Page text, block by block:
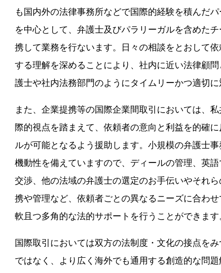
も国内外の法律事務所などで国際的経験を積んだ
を中心として、弁護士及びパラリーガルを含めた
携して業務を行ないます。日々の相談をとおして
する理解を深めることにより、社内に近い法律顧
護士や社内法務部門のようにタイムリーかつ適切
また、企業提携等の国際企業間取引においては、
際的視点を踏まえて、依頼者の意向と利益を的確
ルが可能となるよう援助します。小規模の弁護士
機動性を備えていますので、ディールの管理、英
交渉、他の法域の弁護士の選定のお手伝いやそれ
携や管理など、依頼者ごとの異なるニーズに合わ
軟且つ多角的な法的サポートを行うことができます
国際取引においては双方の法制度・文化の接点を
ではなく、より広く海外でも通用する創造的な問